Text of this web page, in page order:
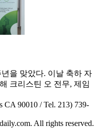
을 맞았다. 이날 축하 자
크리스틴 오 전무, 제임
CA 90010 / Tel. 213) 739-
All rights reserved.